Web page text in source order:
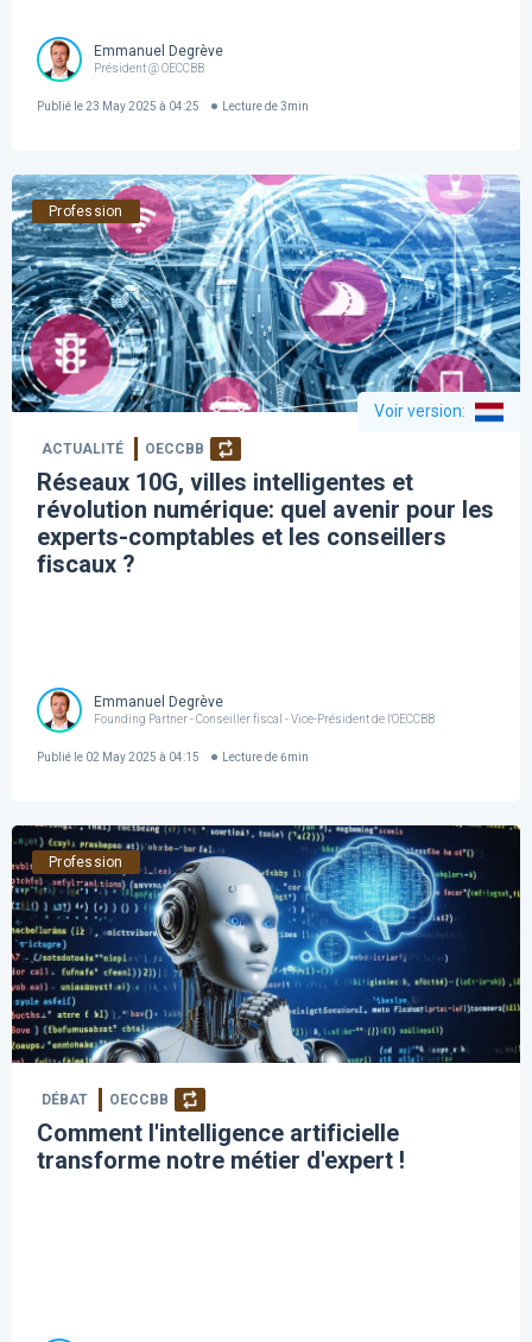
Emmanuel Degrève
Président @ OECCBB
Publié le23 May 2025 à 04:25 Lecture de 3min
Profession
Voir version:
ACTUALITÉ OECCBB
Réseaux 10G, villes intelligentes et
révolution numérique: quel avenir pour les
experts-comptables et les conseillers
fiscaux ?
Emmanuel Degrève
Founding Partner - Conseiller fiscal - Vice-Président de l'OECCBB
Publié le 02 May 2025 à 04:15 Lecture de 6min
Profession
DÉBAT OECCBB
Comment l'intelligence artificielle
transforme notre métier d'expert !